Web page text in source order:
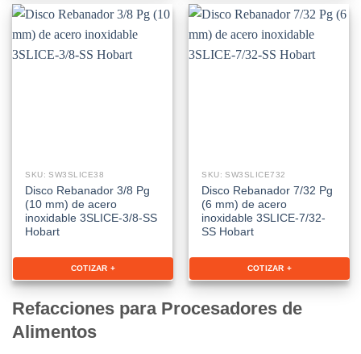
SKU: SW3SLICE38
Disco Rebanador 3/8 Pg
(10 mm) de acero
inoxidable 3SLICE-3/8-SS
Hobart
COTIZAR +
SKU: SW3SLICE732
Disco Rebanador 7/32 Pg
(6 mm) de acero
inoxidable 3SLICE-7/32-
SS Hobart
COTIZAR +
Refacciones para Procesadores de
Alimentos